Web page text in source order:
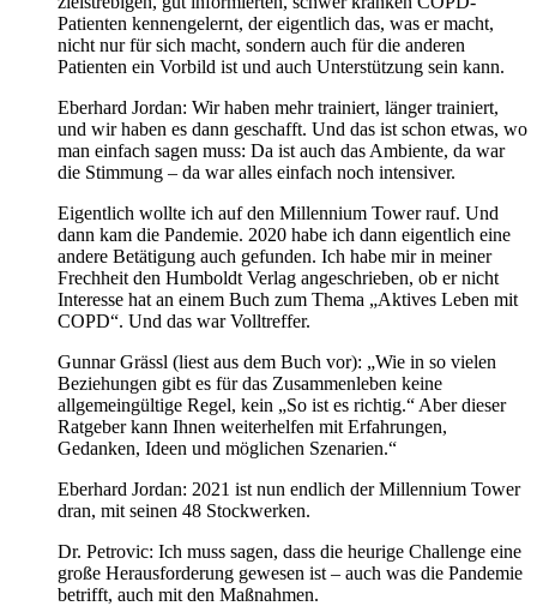
Patienten kennengelernt, der eigentlich das, was er macht,
nicht nur für sich macht, sondern auch für die anderen
Patienten ein Vorbild ist und auch Unterstützung sein kann.
Eberhard Jordan: Wir haben mehr trainiert, länger trainiert,
und wir haben es dann geschafft. Und das ist schon etwas, wo
man einfach sagen muss: Da ist auch das Ambiente, da war
die Stimmung – da war alles einfach noch intensiver.
Eigentlich wollte ich auf den Millennium Tower rauf. Und
dann kam die Pandemie. 2020 habe ich dann eigentlich eine
andere Betätigung auch gefunden. Ich habe mir in meiner
Frechheit den Humboldt Verlag angeschrieben, ob er nicht
Interesse hat an einem Buch zum Thema „Aktives Leben mit
COPD“. Und das war Volltreffer.
Gunnar Grässl (liest aus dem Buch vor): „Wie in so vielen
Beziehungen gibt es für das Zusammenleben keine
allgemeingültige Regel, kein „So ist es richtig.“ Aber dieser
Ratgeber kann Ihnen weiterhelfen mit Erfahrungen,
Gedanken, Ideen und möglichen Szenarien.“
Eberhard Jordan: 2021 ist nun endlich der Millennium Tower
dran, mit seinen 48 Stockwerken.
Dr. Petrovic: Ich muss sagen, dass die heurige Challenge eine
große Herausforderung gewesen ist – auch was die Pandemie
betrifft, auch mit den Maßnahmen.